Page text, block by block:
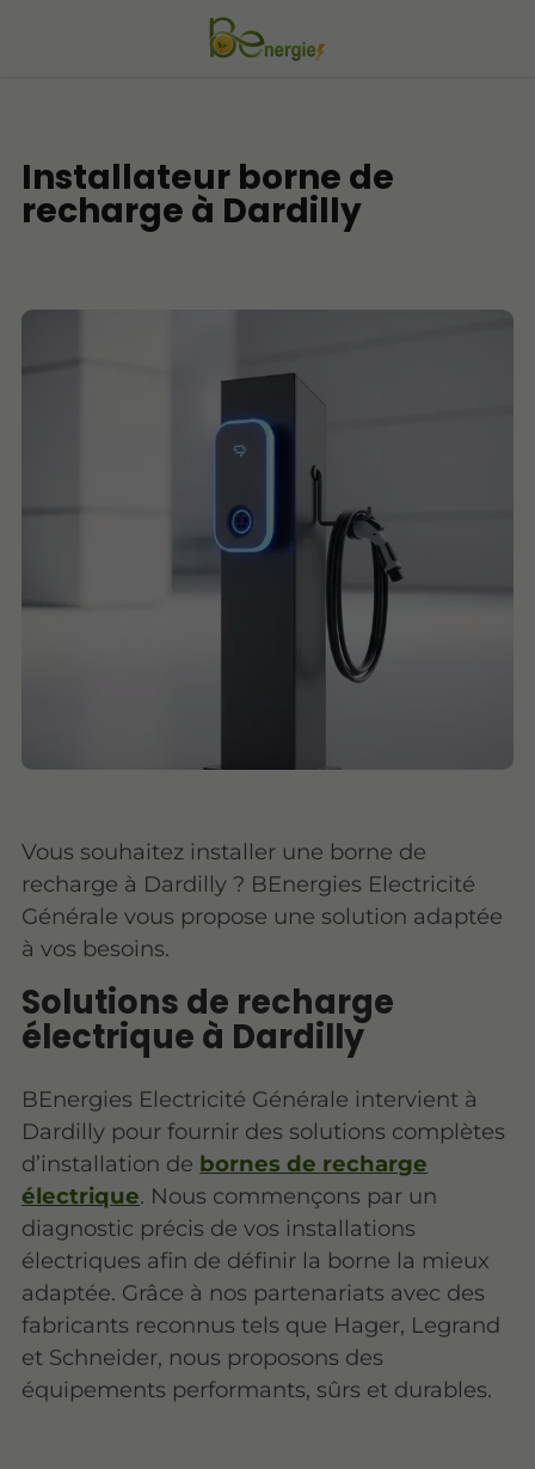
Installateur borne de
recharge à Dardilly
Vous souhaitez installer une borne de
recharge à Dardilly ? BEnergies Electricité
Générale vous propose une solution adaptée
à vos besoins.
Solutions de recharge
électrique à Dardilly
BEnergies Electricité Générale intervient à
Dardilly pour fournir des solutions complètes
d’installation de bornes de recharge
électrique. Nous commençons par un
diagnostic précis de vos installations
électriques afin de définir la borne la mieux
adaptée. Grâce à nos partenariats avec des
fabricants reconnus tels que Hager, Legrand
et Schneider, nous proposons des
équipements performants, sûrs et durables.